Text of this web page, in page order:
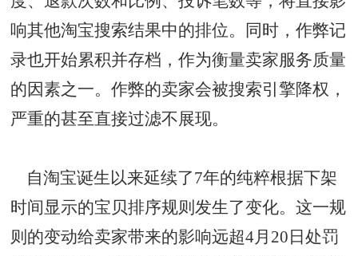
响其他淘宝搜索结果中的排位。同时，作弊记
录也开始累积并存档，作为衡量卖家服务质量
的因素之一。作弊的卖家会被搜索引擎降权，
严重的甚至直接过滤不展现。
自淘宝诞生以来延续了7年的纯粹根据下架
时间显示的宝贝排序规则发生了变化。这一规
则的变动给卖家带来的影响远超4月20日处罚